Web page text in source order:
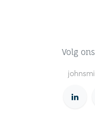
Volg ons